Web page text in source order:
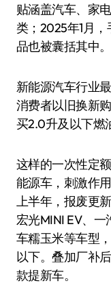
贴涵盖汽车、家
类；2025年1月
品也被囊括其中。
新能源汽车行业
消费者以旧换新
买2.0升及以下燃
这样的一次性定
能源车，刺激作
上半年，报废更
宏光MINI EV、
车糯玉米等车型
以下。叠加厂补
款提新车。